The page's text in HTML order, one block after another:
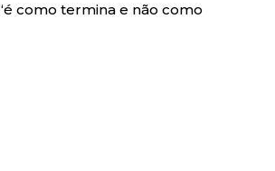
como termina e não como